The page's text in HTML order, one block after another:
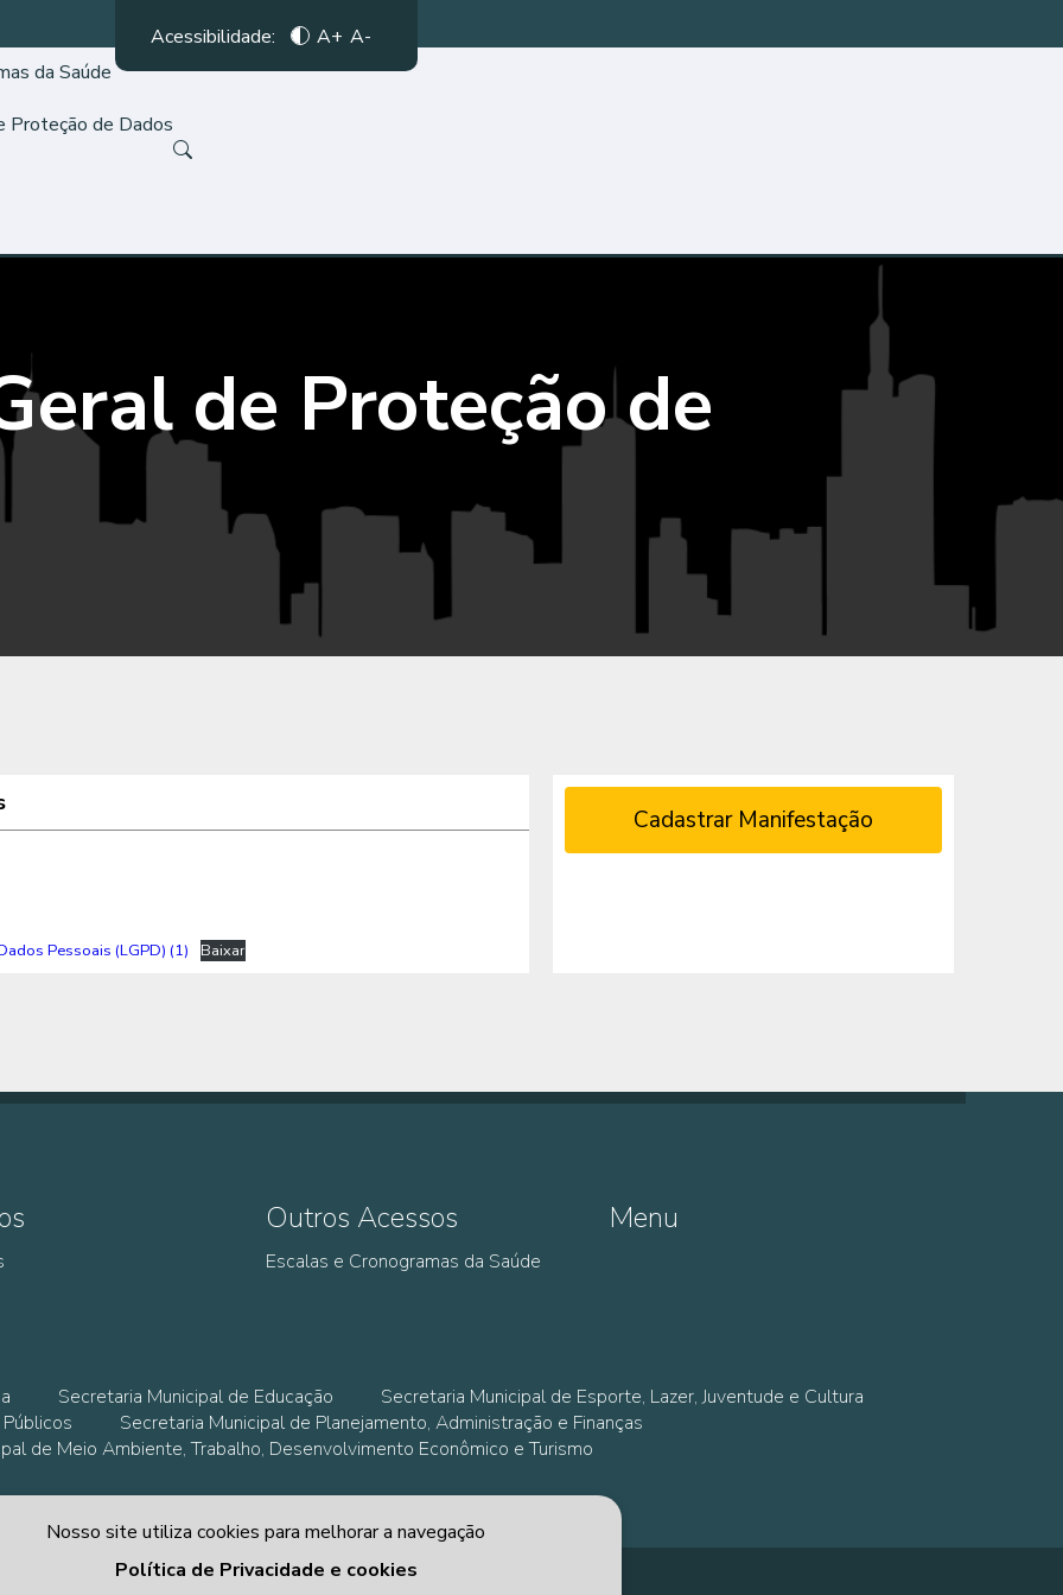
Acessibilidade: A+ A-
da Saúde
Proteção de Dados
de Proteção de
Pessoais (LGPD) (1) Baixar
Cadastrar Manifestação
Outros Acessos
Escalas e Cronogramas da Saúde
Menu
Secretaria Municipal de Educação
Secretaria Municipal de Esporte, Lazer, Juventude e Cultura
Secretaria Municipal de Planejamento, Administração e Finanças
de Meio Ambiente, Trabalho, Desenvolvimento Econômico e Turismo
Nosso site utiliza cookies para melhorar a navegação
Política de Privacidade e cookies